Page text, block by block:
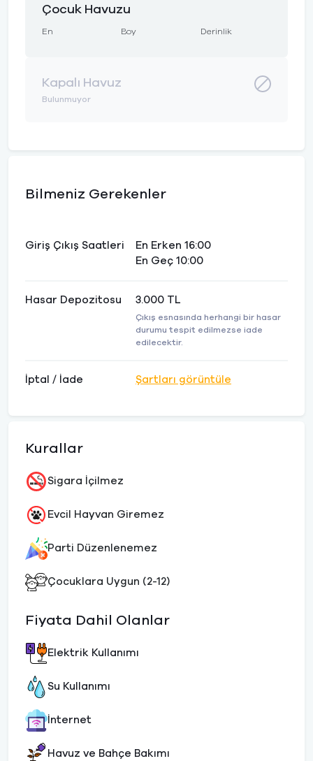
Çocuk Havuzu
En Boy Derinlik
Kapalı Havuz
Bulunmuyor
Bilmeniz Gerekenler
Giriş Çıkış Saatleri
En Erken 16:00
En Geç 10:00
Hasar Depozitosu 3.000 TL
Çıkış esnasında herhangi bir hasar
durumu tespit edilmezse iade
edilecektir.
İptal / İade Şartları görüntüle
Kurallar
Sigara İçilmez
Evcil Hayvan Giremez
Parti Düzenlenemez
Çocuklara Uygun (2-12)
Fiyata Dahil Olanlar
Elektrik Kullanımı
Su Kullanımı
İnternet
Havuz ve Bahçe Bakımı